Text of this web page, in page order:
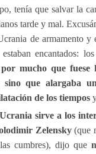
tenía que salvar la
tarde y mal.
de armamento
estaban encantados:
mucho que fuese
sino que alargaba
de los tiempos
sirve a los
Zelensky(que
cumbres), dijo que